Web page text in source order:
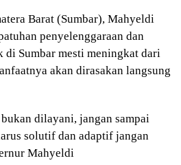
Barat (Sumbar), Mahyeldi
penyelenggaraan dan
Sumbar mesti meningkat dari
akan dirasakan langsung
dilayani, jangan sampai
solutif dan adaptif jangan
Mahyeldi